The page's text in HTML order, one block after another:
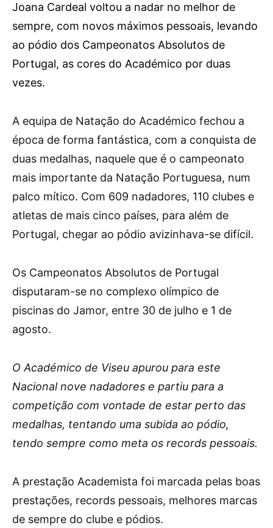
Joana Cardeal voltou a nadar no melhor de
sempre, com novos máximos pessoais, levando
ao pódio dos Campeonatos Absolutos de
Portugal, as cores do Académico por duas
vezes.
A equipa de Natação do Académico fechou a
época de forma fantástica, com a conquista de
duas medalhas, naquele que é o campeonato
mais importante da Natação Portuguesa, num
palco mítico. Com 609 nadadores, 110 clubes e
atletas de mais cinco países, para além de
Portugal, chegar ao pódio avizinhava-se difícil.
Os Campeonatos Absolutos de Portugal
disputaram-se no complexo olímpico de
piscinas do Jamor, entre 30 de julho e 1 de
agosto.
O Académico de Viseu apurou para este
Nacional nove nadadores e partiu para a
competição com vontade de estar perto das
medalhas, tentando uma subida ao pódio,
tendo sempre como meta os records pessoais.
A prestação Academista foi marcada pelas boas
prestações, records pessoais, melhores marcas
de sempre do clube e pódios.